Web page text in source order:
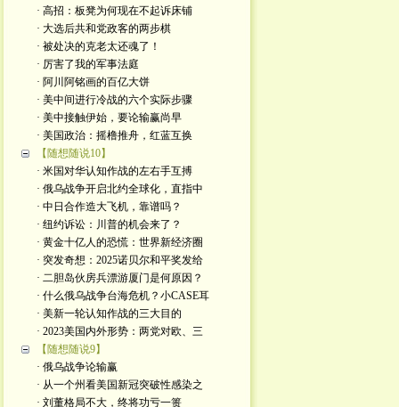
· 高招：板凳为何现在不起诉床铺
· 大选后共和党政客的两步棋
· 被处决的克老太还魂了！
· 厉害了我的军事法庭
· 阿川阿铭画的百亿大饼
· 美中间进行冷战的六个实际步骤
· 美中接触伊始，要论输赢尚早
· 美国政治：摇橹推舟，红蓝互换
【随想随说10】
· 米国对华认知作战的左右手互搏
· 俄乌战争开启北约全球化，直指中
· 中日合作造大飞机，靠谱吗？
· 纽约诉讼：川普的机会来了？
· 黄金十亿人的恐慌：世界新经济圈
· 突发奇想：2025诺贝尔和平奖发给
· 二胆岛伙房兵漂游厦门是何原因？
· 什么俄乌战争台海危机？小CASE耳
· 美新一轮认知作战的三大目的
· 2023美国内外形势：两党对欧、三
【随想随说9】
· 俄乌战争论输赢
· 从一个州看美国新冠突破性感染之
· 刘董格局不大，终将功亏一篑